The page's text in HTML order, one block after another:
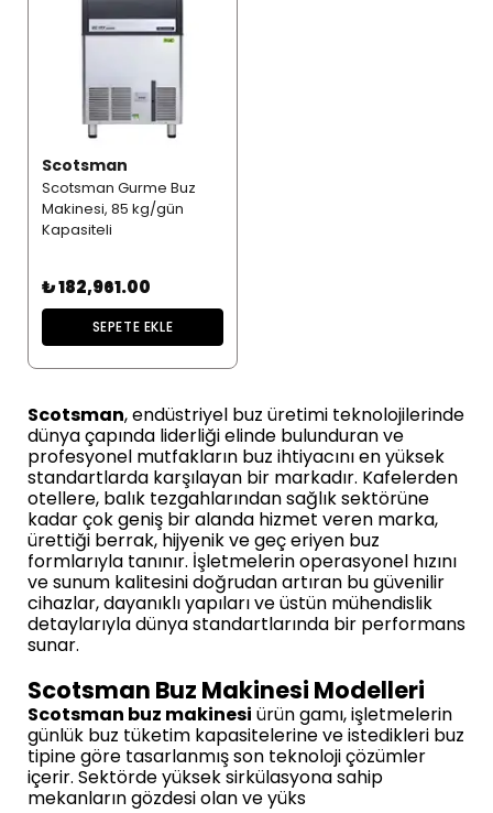
Scotsman
Scotsman Gurme Buz
Makinesi, 85 kg/gün
Kapasiteli
₺ 182,961.00
SEPETE EKLE
Scotsman, endüstriyel buz üretimi teknolojilerinde
dünya çapında liderliği elinde bulunduran ve
profesyonel mutfakların buz ihtiyacını en yüksek
standartlarda karşılayan bir markadır. Kafelerden
otellere, balık tezgahlarından sağlık sektörüne
kadar çok geniş bir alanda hizmet veren marka,
ürettiği berrak, hijyenik ve geç eriyen buz
formlarıyla tanınır. İşletmelerin operasyonel hızını
ve sunum kalitesini doğrudan artıran bu güvenilir
cihazlar, dayanıklı yapıları ve üstün mühendislik
detaylarıyla dünya standartlarında bir performans
sunar.
Scotsman Buz Makinesi Modelleri
Scotsman buz makinesi ürün gamı, işletmelerin
günlük buz tüketim kapasitelerine ve istedikleri buz
tipine göre tasarlanmış son teknoloji çözümler
içerir. Sektörde yüksek sirkülasyona sahip
mekanların gözdesi olan ve yüks